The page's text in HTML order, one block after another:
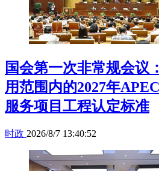
国会第一次非常规会议
用范围内的2027年
服务项目工程认定标准
时政 2026/8/7 13:40:52